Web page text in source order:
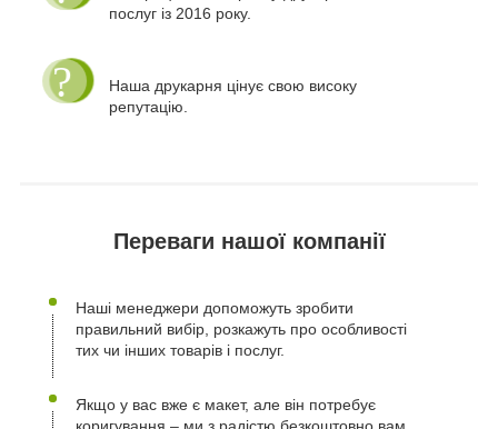
послуг із 2016 року.
Наша друкарня цінує свою високу
репутацію.
Переваги нашої компанії
Наші менеджери допоможуть зробити
правильний вибір, розкажуть про особливості
тих чи інших товарів і послуг.
Якщо у вас вже є макет, але він потребує